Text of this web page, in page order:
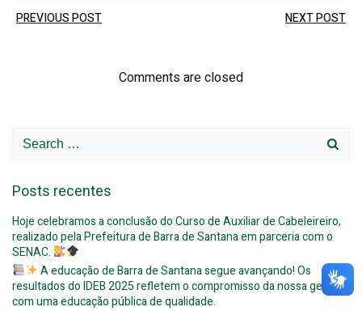
Post
navigation
PREVIOUS POST
navigation
NEXT POST
Comments are closed
Search
Posts recentes
Hoje celebramos a conclusão do Curso de Auxiliar de Cabeleireiro,
realizado pela Prefeitura de Barra de Santana em parceria com o
SENAC.
A educação de Barra de Santana segue avançando! Os
resultados do IDEB 2025 refletem o compromisso da nossa gestão
com uma educação pública de qualidade.